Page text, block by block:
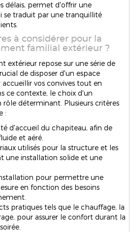
délais, permet d'offrir une
se traduit par une tranquillité
à considérer pour la
familial extérieur ?
extérieur repose sur une série de
de disposer d'un espace
vos convives tout en
ce contexte, le choix d'un
déterminant. Plusieurs critères
:
d'accueil du chapiteau, afin de
et aéré.
utilisés pour la structure et les
une installation solide et une
pour permettre une
en fonction des besoins
pratiques tels que le chauffage, la
pour assurer le confort durant la